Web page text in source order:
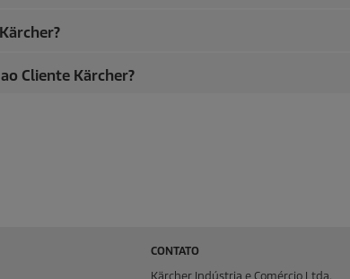
Cliente Kärcher?
CONTATO
Kärcher Indústria e Comércio Ltda.